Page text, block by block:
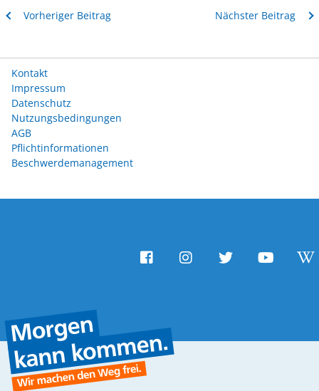
Vorheriger Beitrag Nächster Beitrag
Kontakt
Impressum
Datenschutz
Nutzungsbedingungen
AGB
Pflichtinformationen
Beschwerdemanagement